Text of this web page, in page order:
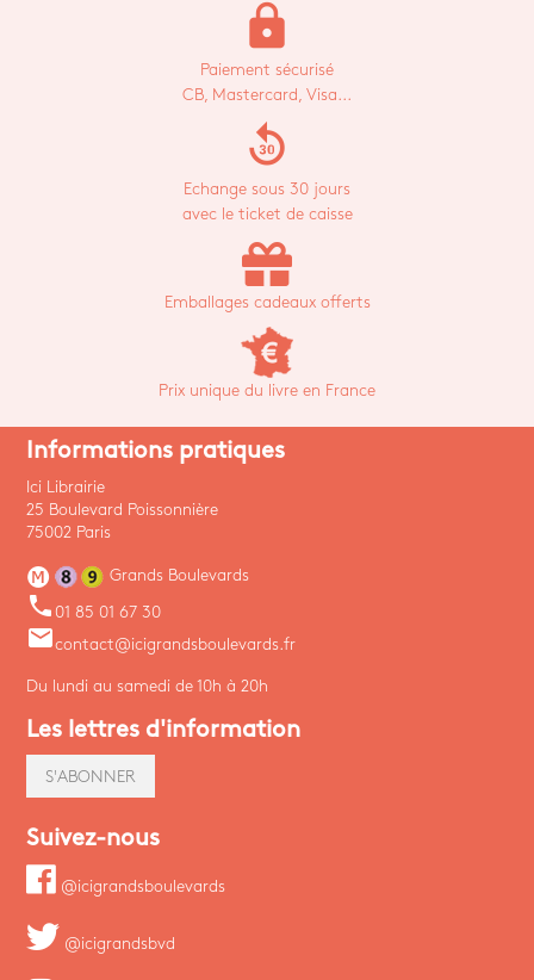
lock
Paiement sécurisé
CB, Mastercard, Visa...
replay_30
Echange sous 30 jours
avec le ticket de caisse
Emballages cadeaux offerts
Prix unique du livre en France
Informations pratiques
Ici Librairie
25 Boulevard Poissonnière
75002 Paris
Grands Boulevards
phone 01 85 01 67 30
emailcontact@icigrandsboulevards.fr
Du lundi au samedi de 10h à 20h
Les lettres d'information
S'ABONNER
Suivez-nous
@icigrandsboulevards
@icigrandsbvd